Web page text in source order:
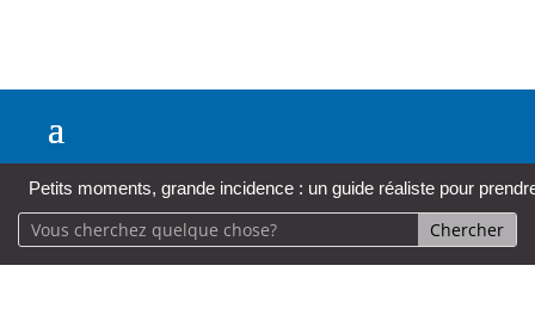
Petits moments, grande incidence : un guide réaliste pour